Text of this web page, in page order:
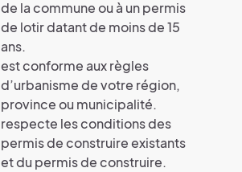
de la commune ou à un permis
de lotir datant de moins de 15
ans.
est conforme aux règles
d’urbanisme de votre région,
province ou municipalité.
respecte les conditions des
permis de construire existants
et du permis de construire.